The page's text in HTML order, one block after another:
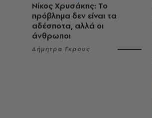
Νίκος Χρυσάκης: Το
πρόβλημα δεν είναι τα
αδέσποτα, αλλά οι
άνθρωποι
Δήμητρα Γκρους